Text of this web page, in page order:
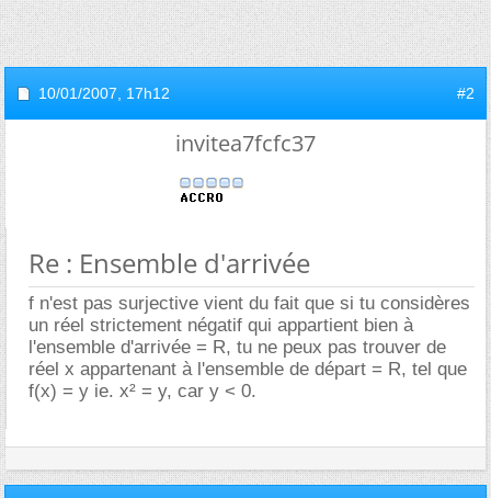
10/01/2007, 17h12 #2
invitea7fcfc37
Re : Ensemble d'arrivée
f n'est pas surjective vient du fait que si tu considères
un réel strictement négatif qui appartient bien à
l'ensemble d'arrivée = R, tu ne peux pas trouver de
réel x appartenant à l'ensemble de départ = R, tel que
f(x) = y ie. x² = y, car y < 0.